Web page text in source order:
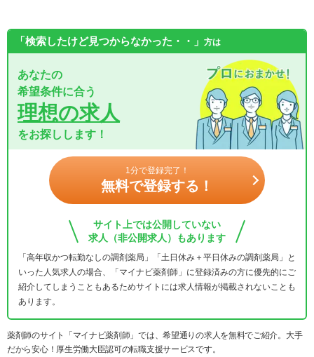
「検索したけど見つからなかった・・」 方は
あなたの
希望条件に合う
理想の求人
をお探しします！
1分で登録完了！
無料で登録する！
サイト上では公開していない
求人（非公開求人）もあります
「高年収かつ転勤なしの調剤薬局」「土日休み＋平日休みの調剤薬局」と
いった人気求人の場合、「マイナビ薬剤師」に登録済みの方に優先的にご
紹介してしまうこともあるためサイトには求人情報が掲載されないことも
あります。
薬剤師のサイト「マイナビ薬剤師」では、希望通りの求人を無料でご紹介。大手
だから安心！厚生労働大臣認可の転職支援サービスです。